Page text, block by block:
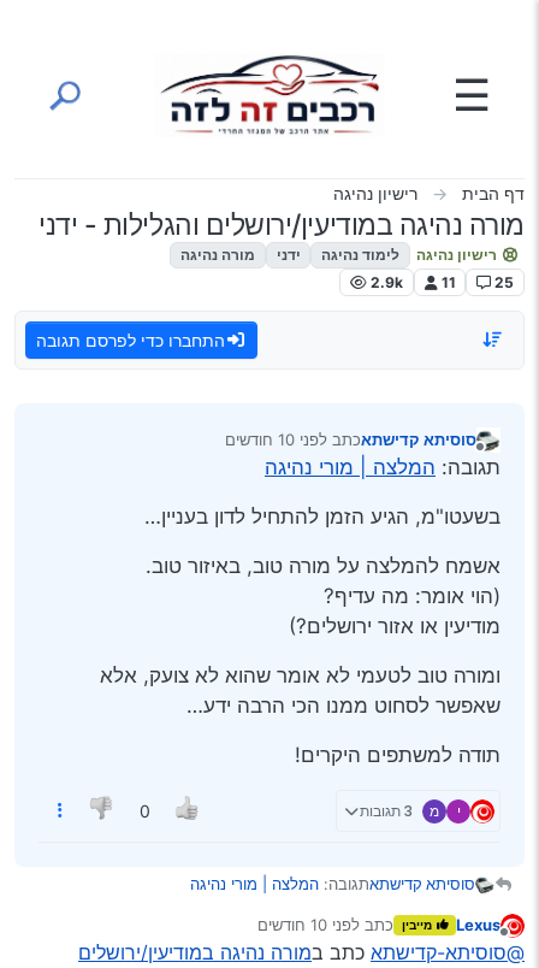
☰
דף הבית רישיון נהיגה
מורה נהיגה במודיעין/ירושלים והגלילות - ידני
רישיון נהיגה לימוד נהיגה ידני
מורה נהיגה
25
11
2.9k
התחברו כדי לפרסם תגובה
מנותק
סוסיתא קדישתאכתב לפני 10 חודשים
נערך לאחרונה על ידי
תגובה: המלצה | מורי נהיגה
בשעטו"מ, הגיע הזמן להתחיל לדון בעניין…
אשמח להמלצה על מורה טוב, באיזור טוב.
(הוי אומר: מה עדיף?
מודיעין או אזור ירושלים?)
ומורה טוב לטעמי לא אומר שהוא לא צועק, אלא
שאפשר לסחוט ממנו הכי הרבה ידע…
תודה למשתפים היקרים!
י מ 3 תגובות 0
סוסיתא קדישתאתגובה:המלצה | מורי נהיגה
בשעטו"מ, הגיע הזמן להתחיל לדון בעניין… Lexus מייבין כתב לפני 10 חודשים
נערך לאחרונה על ידי
@סוסיתא-קדישתא כתב במורה נהיגה במודיעין/ירושלים